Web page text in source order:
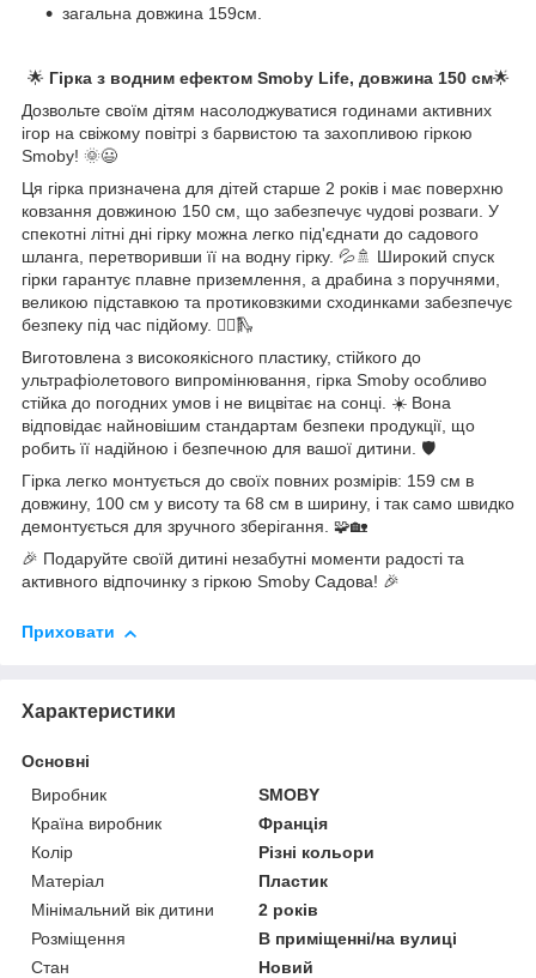
загальна довжина 159см.
🌟 Гірка з водним ефектом Smoby Life, довжина 150 см🌟
Дозвольте своїм дітям насолоджуватися годинами активних
ігор на свіжому повітрі з барвистою та захопливою гіркою
Smoby! 🌞😃
Ця гірка призначена для дітей старше 2 років і має поверхню
ковзання довжиною 150 см, що забезпечує чудові розваги. У
спекотні літні дні гірку можна легко під'єднати до садового
шланга, перетворивши її на водну гірку. 💦🚿 Широкий спуск
гірки гарантує плавне приземлення, а драбина з поручнями,
великою підставкою та протиковзкими сходинками забезпечує
безпеку під час підйому. 🧗‍♂️🛝
Виготовлена з високоякісного пластику, стійкого до
ультрафіолетового випромінювання, гірка Smoby особливо
стійка до погодних умов і не вицвітає на сонці. ☀️ Вона
відповідає найновішим стандартам безпеки продукції, що
робить її надійною і безпечною для вашої дитини. 🛡️
Гірка легко монтується до своїх повних розмірів: 159 см в
довжину, 100 см у висоту та 68 см в ширину, і так само швидко
демонтується для зручного зберігання. 🧩🏡
🎉 Подаруйте своїй дитині незабутні моменти радості та
активного відпочинку з гіркою Smoby Садова! 🎉
Приховати
Характеристики
Основні
Виробник
SMOBY
Країна виробник
Франція
Колір
Різні кольори
Матеріал
Пластик
Мінімальний вік дитини
2 років
Розміщення
В приміщенні/на вулиці
Стан
Новий